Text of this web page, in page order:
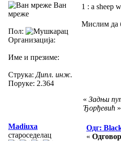
Ван
мреже
Пол:
Организација:
Име и презиме:
Струка: Дипл. инж.
Поруке: 2.364
1 : a sheep
Мислим да
« Задњи
Ђорђевић »
Madiuxa
староседелац
Одг:
«